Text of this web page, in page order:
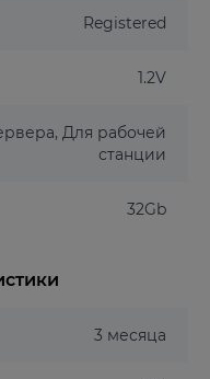
Registered
1.2V
Для рабочей
станции
32Gb
3 месяца